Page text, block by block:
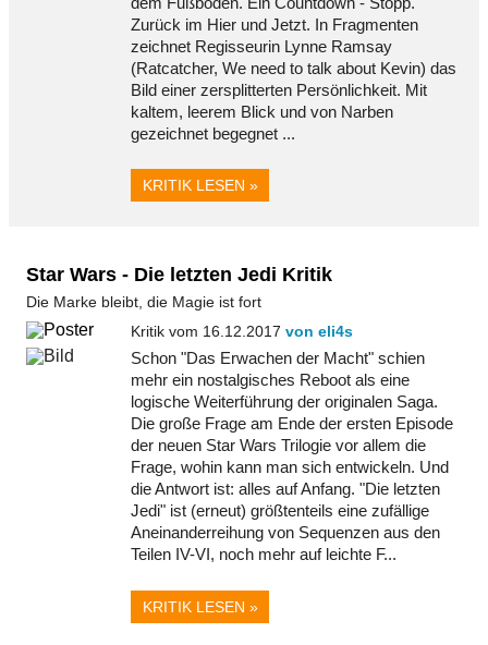
Zurück im Hier und Jetzt. In Fragmenten
zeichnet Regisseurin Lynne Ramsay
(Ratcatcher, We need to talk about Kevin) das
Bild einer zersplitterten Persönlichkeit. Mit
kaltem, leerem Blick und von Narben
gezeichnet begegnet ...
KRITIK LESEN »
Star Wars - Die letzten Jedi Kritik
Die Marke bleibt, die Magie ist fort
Kritik vom 16.12.2017 von eli4s
Schon "Das Erwachen der Macht" schien
mehr ein nostalgisches Reboot als eine
logische Weiterführung der originalen Saga.
Die große Frage am Ende der ersten Episode
der neuen Star Wars Trilogie vor allem die
Frage, wohin kann man sich entwickeln. Und
die Antwort ist: alles auf Anfang. "Die letzten
Jedi" ist (erneut) größtenteils eine zufällige
Aneinanderreihung von Sequenzen aus den
Teilen IV-VI, noch mehr auf leichte F...
KRITIK LESEN »